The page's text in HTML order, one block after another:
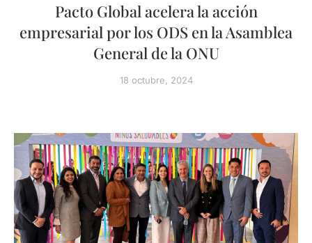
Pacto Global acelera la acción
empresarial por los ODS en la Asamblea
General de la ONU
18 octubre, 2024